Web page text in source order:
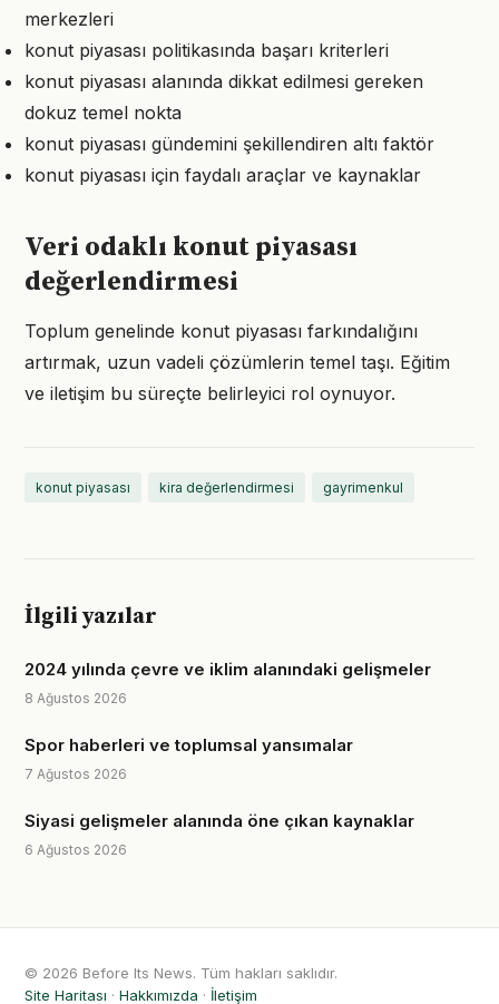
merkezleri
konut piyasası politikasında başarı kriterleri
konut piyasası alanında dikkat edilmesi gereken
dokuz temel nokta
konut piyasası gündemini şekillendiren altı faktör
konut piyasası için faydalı araçlar ve kaynaklar
Veri odaklı konut piyasası
değerlendirmesi
Toplum genelinde konut piyasası farkındalığını
artırmak, uzun vadeli çözümlerin temel taşı. Eğitim
ve iletişim bu süreçte belirleyici rol oynuyor.
konut piyasası kira değerlendirmesi gayrimenkul
İlgili yazılar
2024 yılında çevre ve iklim alanındaki gelişmeler
8 Ağustos 2026
Spor haberleri ve toplumsal yansımalar
7 Ağustos 2026
Siyasi gelişmeler alanında öne çıkan kaynaklar
6 Ağustos 2026
© 2026 Before Its News. Tüm hakları saklıdır.
Site Haritası · Hakkımızda · İletişim